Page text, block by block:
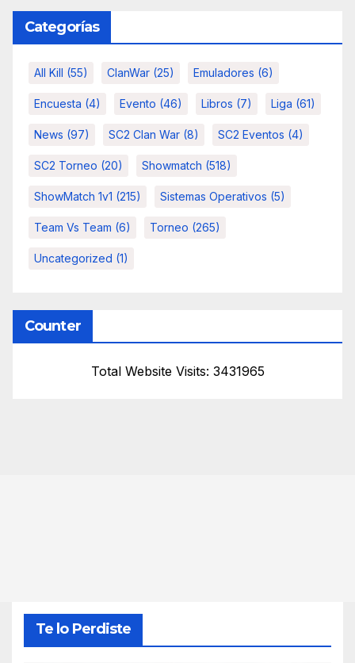
Categorías
All Kill (55) ClanWar (25) Emuladores (6)
Encuesta (4) Evento (46) Libros (7) Liga (61)
News (97) SC2 Clan War (8) SC2 Eventos (4)
SC2 Torneo (20) Showmatch (518)
ShowMatch 1v1 (215) Sistemas Operativos (5)
Team Vs Team (6) Torneo (265)
Uncategorized (1)
Counter
Total Website Visits: 3431965
Te lo Perdiste